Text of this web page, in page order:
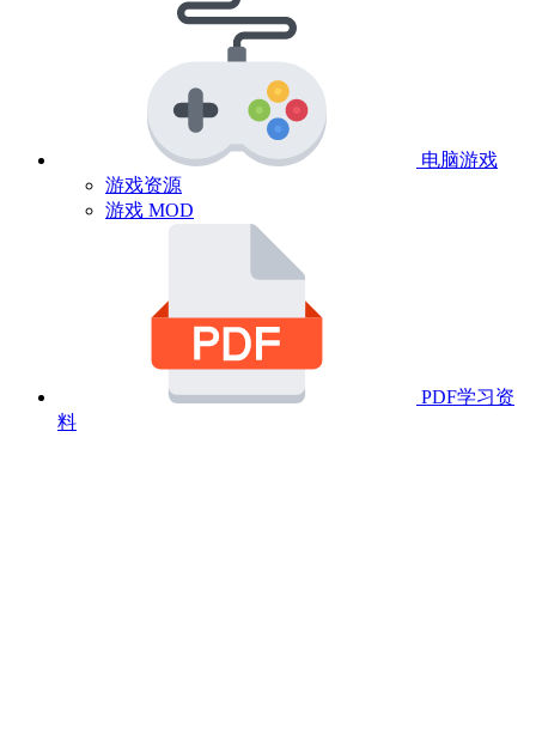
电脑游戏
游戏资源
游戏 MOD
PDF学习资
料